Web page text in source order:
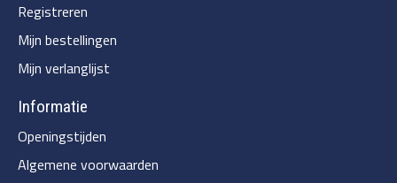
Registreren
Mijn bestellingen
Mijn verlanglijst
Informatie
Openingstijden
Algemene voorwaarden